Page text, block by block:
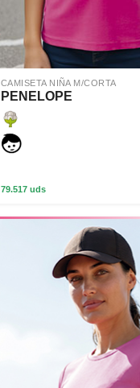
CAMISETA NIÑA M/CORTA
PENELOPE
79.517 uds